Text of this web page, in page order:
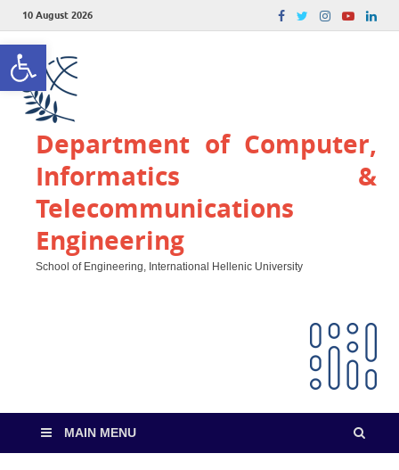
Open toolbar
10 August 2026
Department of Computer,
Informatics &
Telecommunications
Engineering
School of Engineering, International Hellenic University
MAIN MENU